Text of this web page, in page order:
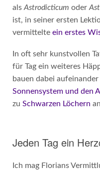
als Astrodicticum oder
ist, in seiner ersten
vermittelte ein erstes
In oft sehr kunstvollen
für Tag ein weiteres
bauen dabei
Sonnensystem und den
zu Schwarzen Löchern
Jeden Tag ein
Ich mag Florians